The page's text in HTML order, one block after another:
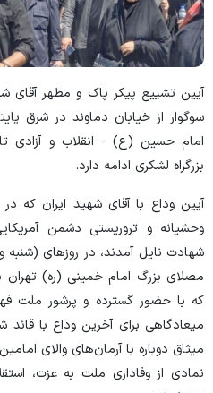
آیین تشییع پیکر پاک و مطهر آقای
سوگوار از خیابان دماوند در شرق
امام حسین (ع) - انقلاب و آزادی
بزرگراه لشکری ادامه دارد.
وحشیانه و تروریستی دشمن
مصلای بزرگ امام خمینی (ره) تهران
که با حضور گسترده و پرشور ملت
میعادگاهی برای آخرین وداع با
میثاق دوباره با آرمان‌های والای
نمادی از وفاداری ملت به عزت،